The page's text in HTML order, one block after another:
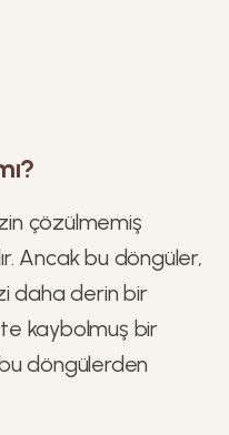
çözülmemiş
Ancak bu döngüler,
daha derin bir
kaybolmuş bir
bu döngülerden